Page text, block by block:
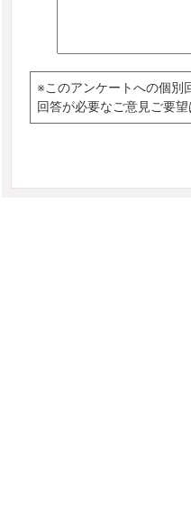
※このアンケートへの個別
回答が必要なご意見ご要